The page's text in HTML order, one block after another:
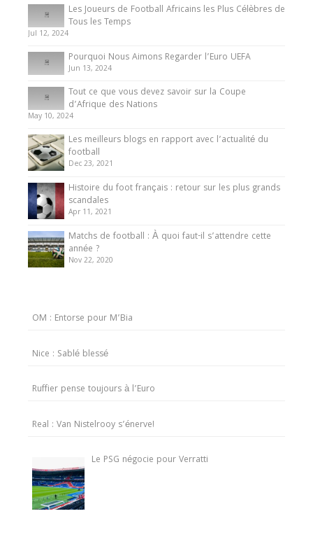
Les Joueurs de Football Africains les Plus Célèbres de
Tous les Temps
Jul 12, 2024
Pourquoi Nous Aimons Regarder l’Euro UEFA
Jun 13, 2024
Tout ce que vous devez savoir sur la Coupe
d’Afrique des Nations
May 10, 2024
Les meilleurs blogs en rapport avec l’actualité du
football
Dec 23, 2021
Histoire du foot français : retour sur les plus grands
scandales
Apr 11, 2021
Matchs de football : À quoi faut-il s’attendre cette
année ?
Nov 22, 2020
OM : Entorse pour M’Bia
Nice : Sablé blessé
Ruffier pense toujours à l’Euro
Real : Van Nistelrooy s’énerve!
Le PSG négocie pour Verratti